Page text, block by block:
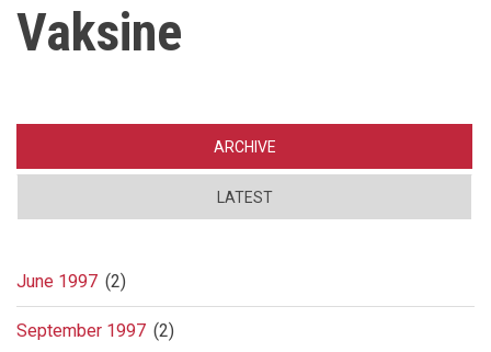
Vaksine
ARCHIVE
LATEST
June 1997 (2)
September 1997 (2)